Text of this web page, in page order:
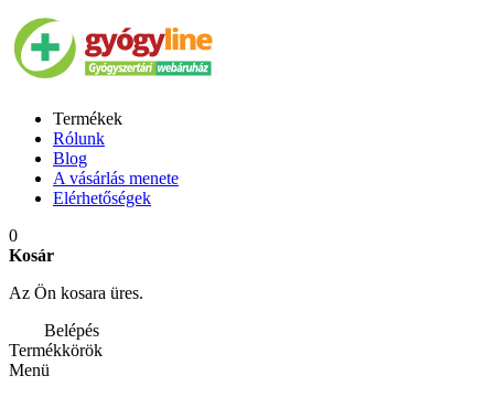
Termékek
Rólunk
Blog
A vásárlás menete
Elérhetőségek
0
Kosár
Az Ön kosara üres.
Belépés
Termékkörök
Menü